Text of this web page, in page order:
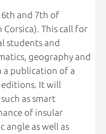
and 7th of
This call for
students and
geography and
a publication of a
editions. It will
as smart
of insular
angle as well as